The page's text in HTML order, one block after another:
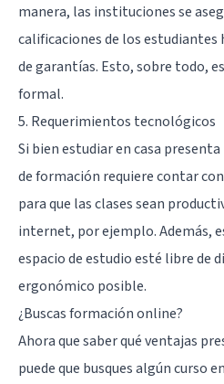
manera, las instituciones se
calificaciones de los
de garantías. Esto, sobre todo,
formal.
5. Requerimientos tecnológicos
Si bien estudiar en casa
de formación requiere contar
para que las clases sean
internet, por ejemplo. Además,
espacio de estudio esté libre de
ergonómico posible.
¿Buscas formación online?
Ahora que saber qué ventajas
puede que busques algún curso